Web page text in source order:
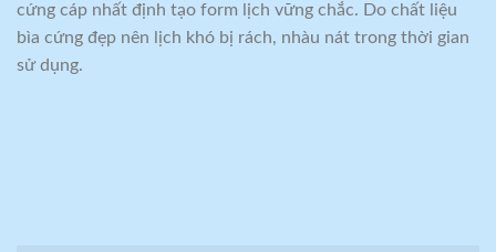
cứng cáp nhất định tạo form lịch vững chắc. Do chất liệu
bìa cứng đẹp nên lịch khó bị rách, nhàu nát trong thời gian
sử dụng.